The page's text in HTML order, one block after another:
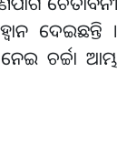
ଦେଇଛନ୍ତି ।
ଚର୍ଚ୍ଚା ଆମ୍ଭ